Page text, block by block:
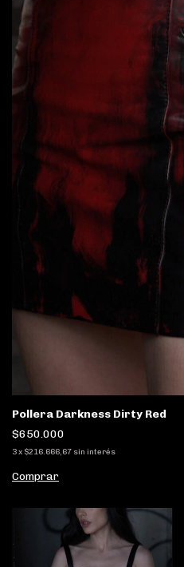
Pollera Darkness Dirty Red
$650.000
3x $216.666,67 sin interés
Comprar